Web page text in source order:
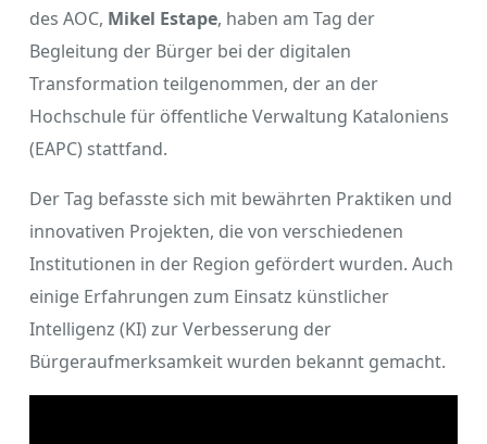
des AOC, Mikel Estape, haben am Tag der
Begleitung der Bürger bei der digitalen
Transformation teilgenommen, der an der
Hochschule für öffentliche Verwaltung Kataloniens
(EAPC) stattfand.
Der Tag befasste sich mit bewährten Praktiken und
innovativen Projekten, die von verschiedenen
Institutionen in der Region gefördert wurden. Auch
einige Erfahrungen zum Einsatz künstlicher
Intelligenz (KI) zur Verbesserung der
Bürgeraufmerksamkeit wurden bekannt gemacht.